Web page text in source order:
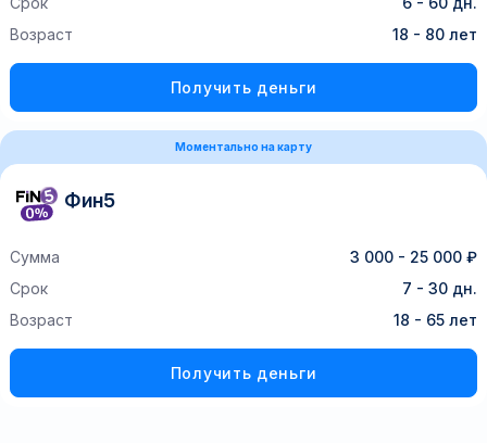
Возраст
18 - 80 лет
Получить деньги
Моментально на карту
Фин5
Сумма
3 000 - 25 000 ₽
Срок
7 - 30 дн.
Возраст
18 - 65 лет
Получить деньги